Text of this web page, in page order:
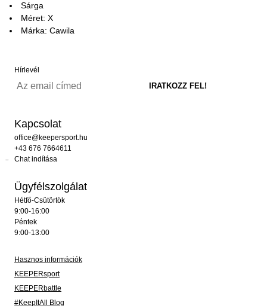
Sárga
Méret: X
Márka: Cawila
Hírlevél
Kapcsolat
office@keepersport.hu
+43 676 7664611
Chat indítása
Ügyfélszolgálat
Hétfő-Csütörtök
9:00-16:00
Péntek
9:00-13:00
Hasznos információk
KEEPERsport
KEEPERbattle
#KeepItAll Blog